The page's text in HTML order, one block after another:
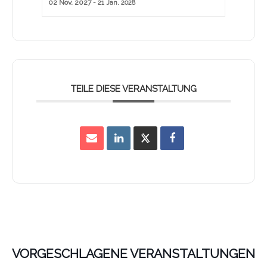
02 Nov. 2027- 21 Jan. 2028
TEILE DIESE VERANSTALTUNG
VORGESCHLAGENE VERANSTALTUNGEN